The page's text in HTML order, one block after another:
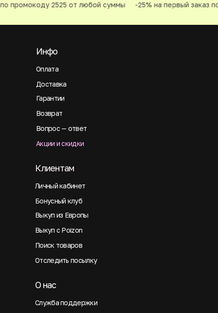
промокоду 2525 от любой суммы -25% на первый заказ
Оплата
Инфо
Доставка
Гарантии
Возврат
Вопрос — ответ
Акции и скидки
Личный кабинет
Клиентам
Бонусный клуб
Выкуп из Европы
Выкуп с Poizon
Поиск товаров
Отследить посылку
Служба поддержки
О нас